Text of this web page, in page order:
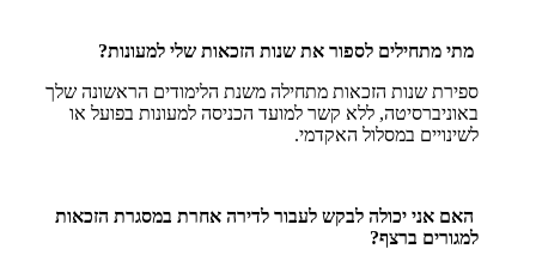
מתי מתחילים לספור את שנות הזכאות שלי למעונות?
ספירת שנות הזכאות מתחילה משנת הלימודים הראשונה שלך
באוניברסיטה, ללא קשר למועד הכניסה למעונות בפועל או
לשינויים במסלול האקדמי.
האם אני יכולה לבקש לעבור לדירה אחרת במסגרת הזכאות
למגורים ברצף?